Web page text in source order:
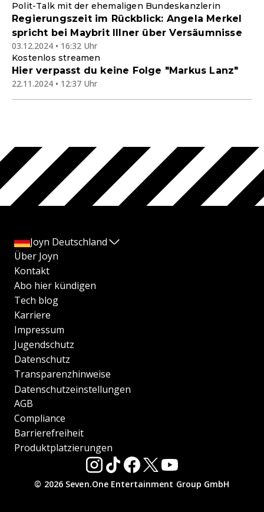
Polit-Talk mit der ehemaligen Bundeskanzlerin
Regierungszeit im Rückblick: Angela Merkel
spricht bei Maybrit Illner über Versäumnisse
03.12.2024 • 16:32 Uhr
Kostenlos streamen
Hier verpasst du keine Folge "Markus Lanz"
22.11.2024 • 12:37 Uhr
Joyn Deutschland
Über Joyn
Kontakt
Abo hier kündigen
Tech blog
Karriere
Impressum
Jugendschutz
Datenschutz
Transparenzhinweise
Datenschutzeinstellungen
AGB
Compliance
Barrierefreiheit
Produktplatzierungen
© 2026 Seven.One Entertainment Group GmbH